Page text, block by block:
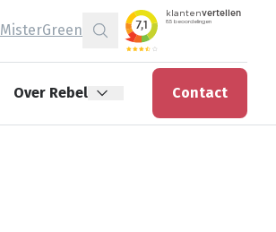
MisterGreen
Zoeken
Over Rebel Contact